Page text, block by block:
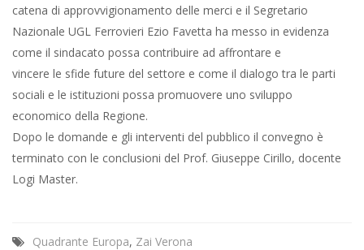
catena di approvvigionamento delle merci e il Segretario
Nazionale UGL Ferrovieri Ezio Favetta ha messo in evidenza
come il sindacato possa contribuire ad affrontare e
vincere le sfide future del settore e come il dialogo tra le parti
sociali e le istituzioni possa promuovere uno sviluppo
economico della Regione.
Dopo le domande e gli interventi del pubblico il convegno è
terminato con le conclusioni del Prof. Giuseppe Cirillo, docente
Logi Master.
Quadrante Europa, Zai Verona